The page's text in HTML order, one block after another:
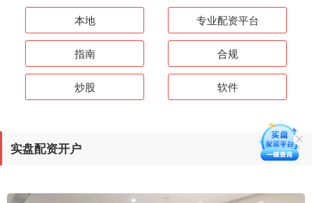
本地 专业配资平台
指南 合规
炒股 软件
实盘配资开户